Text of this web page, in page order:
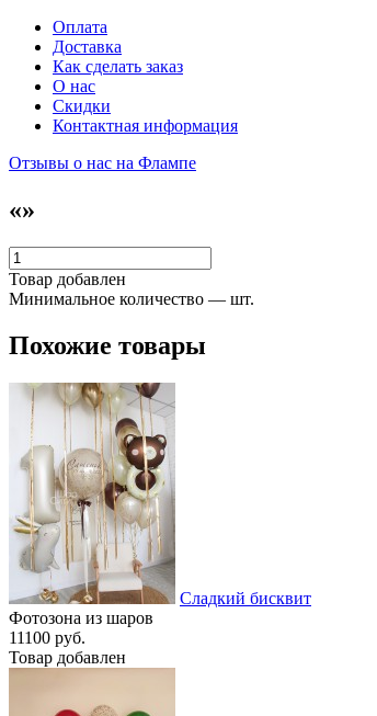
Оплата
Доставка
Как сделать заказ
О нас
Скидки
Контактная информация
Отзывы о нас на Флампе
«»
Товар добавлен
Минимальное количество — шт.
Похожие товары
Сладкий бисквит
Фотозона из шаров
11100 руб.
Товар добавлен